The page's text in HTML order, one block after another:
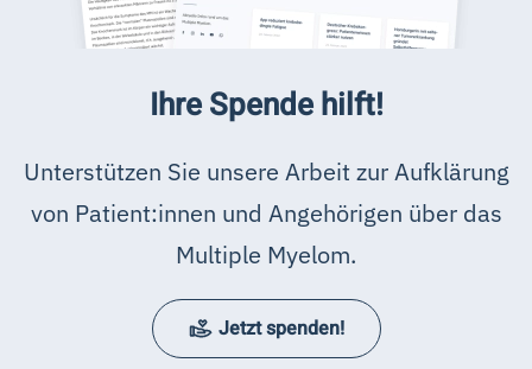
Ihre Spende hilft!
Unterstützen Sie unsere Arbeit zur Aufklärung
von Patient:innen und Angehörigen über das
Multiple Myelom.
Jetzt spenden!